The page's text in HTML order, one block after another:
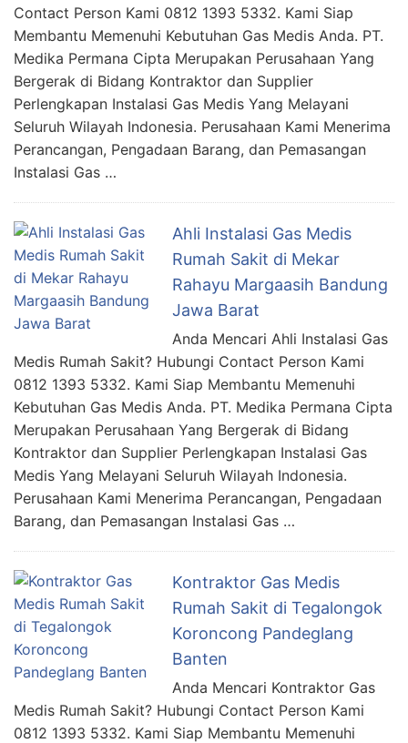
Contact Person Kami 0812 1393 5332. Kami Siap
Membantu Memenuhi Kebutuhan Gas Medis Anda. PT.
Medika Permana Cipta Merupakan Perusahaan Yang
Bergerak di Bidang Kontraktor dan Supplier
Perlengkapan Instalasi Gas Medis Yang Melayani
Seluruh Wilayah Indonesia. Perusahaan Kami Menerima
Perancangan, Pengadaan Barang, dan Pemasangan
Instalasi Gas …
Ahli Instalasi Gas Medis
Rumah Sakit di Mekar
Rahayu Margaasih Bandung
Jawa Barat
Anda Mencari Ahli Instalasi Gas
Medis Rumah Sakit? Hubungi Contact Person Kami
0812 1393 5332. Kami Siap Membantu Memenuhi
Kebutuhan Gas Medis Anda. PT. Medika Permana Cipta
Merupakan Perusahaan Yang Bergerak di Bidang
Kontraktor dan Supplier Perlengkapan Instalasi Gas
Medis Yang Melayani Seluruh Wilayah Indonesia.
Perusahaan Kami Menerima Perancangan, Pengadaan
Barang, dan Pemasangan Instalasi Gas …
Kontraktor Gas Medis
Rumah Sakit di Tegalongok
Koroncong Pandeglang
Banten
Anda Mencari Kontraktor Gas
Medis Rumah Sakit? Hubungi Contact Person Kami
0812 1393 5332. Kami Siap Membantu Memenuhi